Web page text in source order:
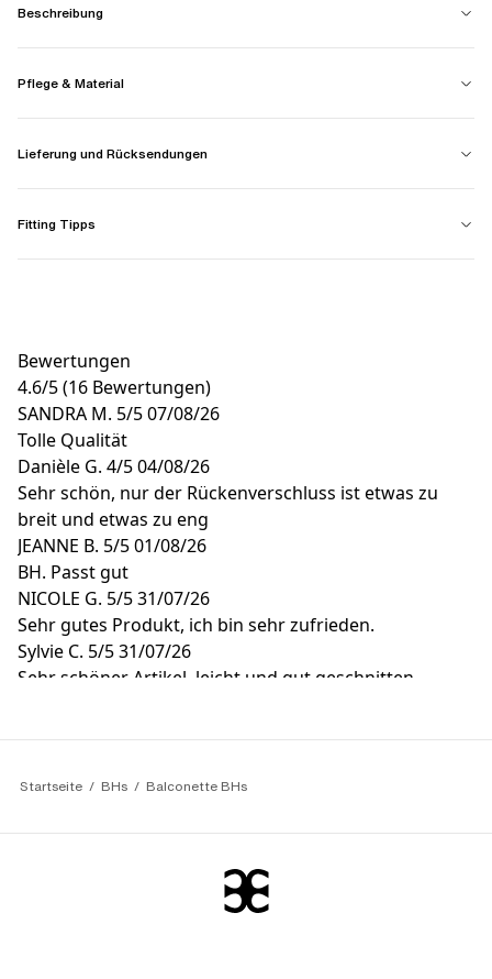
Beschreibung
Pflege & Material
Lieferung und Rücksendungen
Fitting Tipps
Bewertungen
4.6/5(16 Bewertungen)
SANDRA M. 5/507/08/26
Tolle Qualität
Danièle G. 4/504/08/26
Sehr schön, nur der Rückenverschluss ist etwas zu
breit und etwas zu eng
JEANNE B. 5/501/08/26
BH. Passt gut
NICOLE G. 5/531/07/26
Sehr gutes Produkt, ich bin sehr zufrieden.
Sylvie C. 5/531/07/26
Sehr schöner Artikel, leicht und gut geschnitten.
Startseite BHs Balconette BHs